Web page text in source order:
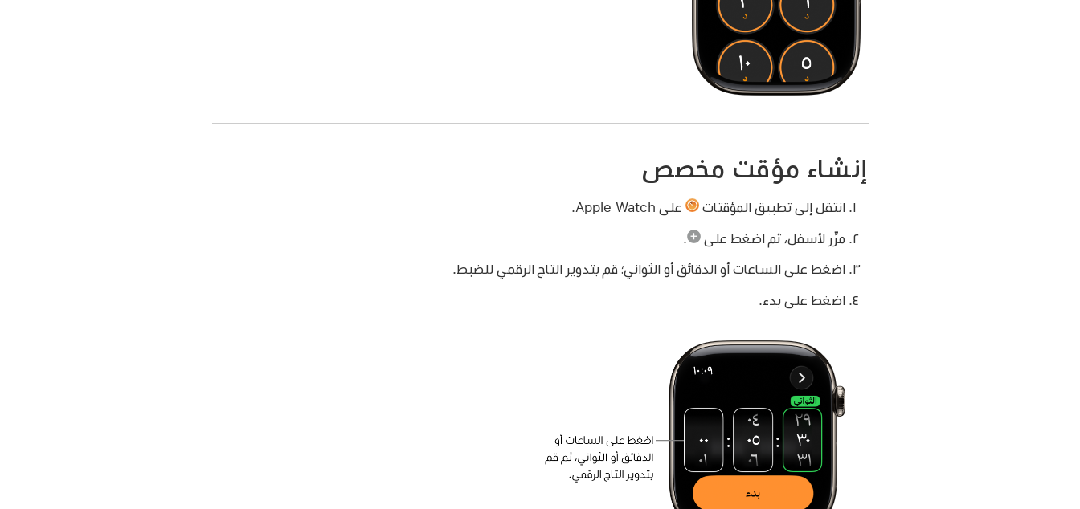
إنشاء مؤقت مخصص
انتقل إلى تطبيق المؤقتات على Apple Watch.
مرِّر لأسفل، ثم اضغط على .
اضغط على الساعات أو الدقائق أو الثواني؛ قم بتدوير التاج الرقمي للضبط.
اضغط على بدء.